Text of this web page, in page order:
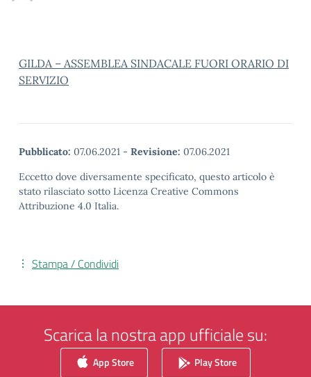
GILDA – ASSEMBLEA SINDACALE FUORI ORARIO DI
SERVIZIO
Pubblicato: 07.06.2021 - Revisione: 07.06.2021
Eccetto dove diversamente specificato, questo articolo è
stato rilasciato sotto Licenza Creative Commons
Attribuzione 4.0 Italia.
Stampa / Condividi
Scarica la nostra app ufficiale su:
App Store Play Store